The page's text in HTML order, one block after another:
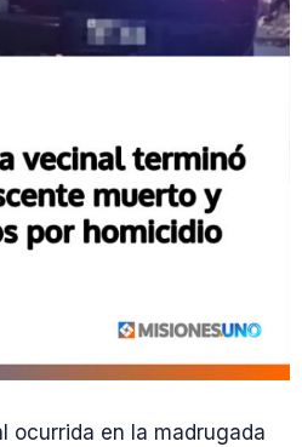
ocurrida en la madrugada